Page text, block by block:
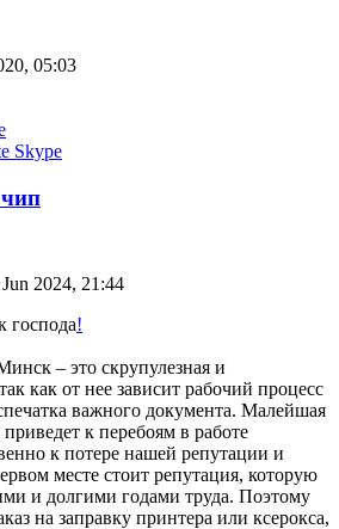
05:03
Skype
2024, 21:44
господа!
– это скрупулезная и
как от нее зависит рабочий процесс
важного документа. Малейшая
к перебоям в работе
к потере нашей репутации и
месте стоит репутация, которую
и долгими годами труда. Поэтому
на заправку принтера или ксерокса,